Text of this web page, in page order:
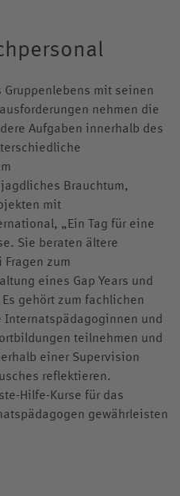
mit seinen
nehmen die
Aufgaben innerhalb des
Brauchtum,
mit
„Ein Tag für eine
Sie beraten ältere
zum
eines Gap Years und
gehört zum fachlichen
Internatspädagoginnen und
teilnehmen und
einer Supervision
reflektieren.
Hilfe-Kurse für das
gewährleisten